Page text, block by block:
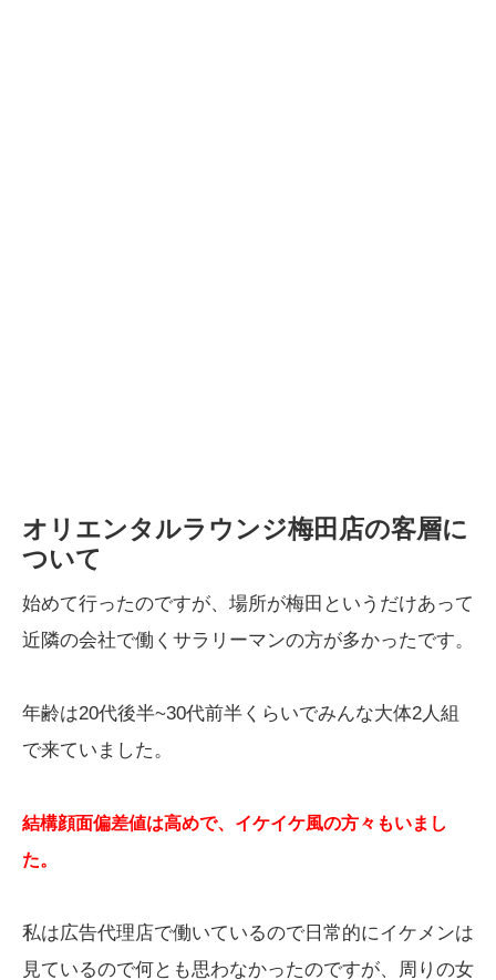
オリエンタルラウンジ梅田店の客層に
ついて
始めて行ったのですが、場所が梅田というだけあって
近隣の会社で働くサラリーマンの方が多かったです。
年齢は20代後半~30代前半くらいでみんな大体2人組
で来ていました。
結構顔面偏差値は高めで、イケイケ風の方々もいまし
た。
私は広告代理店で働いているので日常的にイケメンは
見ているので何とも思わなかったのですが、周りの女